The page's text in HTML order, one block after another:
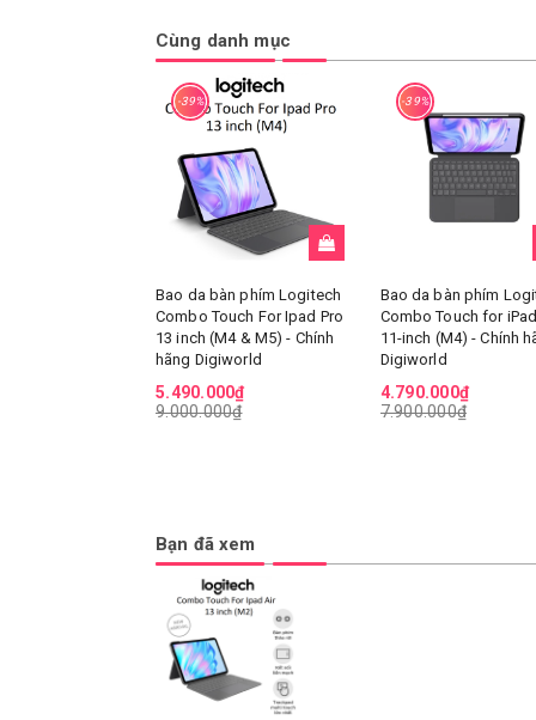
Cùng danh mục
-39%
Bao da bàn phím Logitech
Combo Touch For Ipad Pro
13 inch (M4 & M5) - Chính
hãng Digiworld
5.490.000₫
9.000.000₫
-39%
Bao da bàn phím
Combo Touch for
11-inch (M4) - Chính
Digiworld
4.790.000₫
7.900.000₫
Bạn đã xem